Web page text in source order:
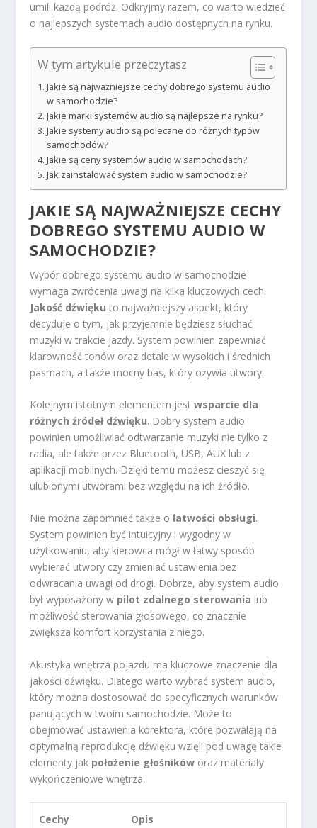
umili każdą podróż. Odkryjmy razem, co warto wiedzieć
o najlepszych systemach audio dostępnych na rynku.
W tym artykule przeczytasz
Jakie są najważniejsze cechy dobrego systemu audio
w samochodzie?
Jakie marki systemów audio są najlepsze na rynku?
Jakie systemy audio są polecane do różnych typów
samochodów?
Jakie są ceny systemów audio w samochodach?
Jak zainstalować system audio w samochodzie?
JAKIE SĄ NAJWAŻNIEJSZE CECHY
DOBREGO SYSTEMU AUDIO W
SAMOCHODZIE?
Wybór dobrego systemu audio w samochodzie
wymaga zwrócenia uwagi na kilka kluczowych cech.
Jakość dźwięku to najważniejszy aspekt, który
decyduje o tym, jak przyjemnie będziesz słuchać
muzyki w trakcie jazdy. System powinien zapewniać
klarowność tonów oraz detale w wysokich i średnich
pasmach, a także mocny bas, który ożywia utwory.
Kolejnym istotnym elementem jestwsparcie dla
różnych źródeł dźwięku. Dobry system audio
powinien umożliwiać odtwarzanie muzyki nie tylko z
radia, ale także przez Bluetooth, USB, AUX lub z
aplikacji mobilnych. Dzięki temu możesz cieszyć się
ulubionymi utworami bez względu na ich źródło.
Nie można zapomnieć także ołatwości obsługi.
System powinien być intuicyjny i wygodny w
użytkowaniu, aby kierowca mógł w łatwy sposób
wybierać utwory czy zmieniać ustawienia bez
odwracania uwagi od drogi. Dobrze, aby system audio
był wyposażony w pilot zdalnego sterowania lub
możliwość sterowania głosowego, co znacznie
zwiększa komfort korzystania z niego.
Akustyka wnętrza pojazdu ma kluczowe znaczenie dla
jakości dźwięku. Dlatego warto wybrać system audio,
który można dostosować do specyficznych warunków
panujących w twoim samochodzie. Może to
obejmować ustawienia korektora, które pozwalają na
optymalną reprodukcję dźwięku wzięli pod uwagę takie
elementy jak położenie głośników oraz materiały
wykończeniowe wnętrza.
Cechy
Opis